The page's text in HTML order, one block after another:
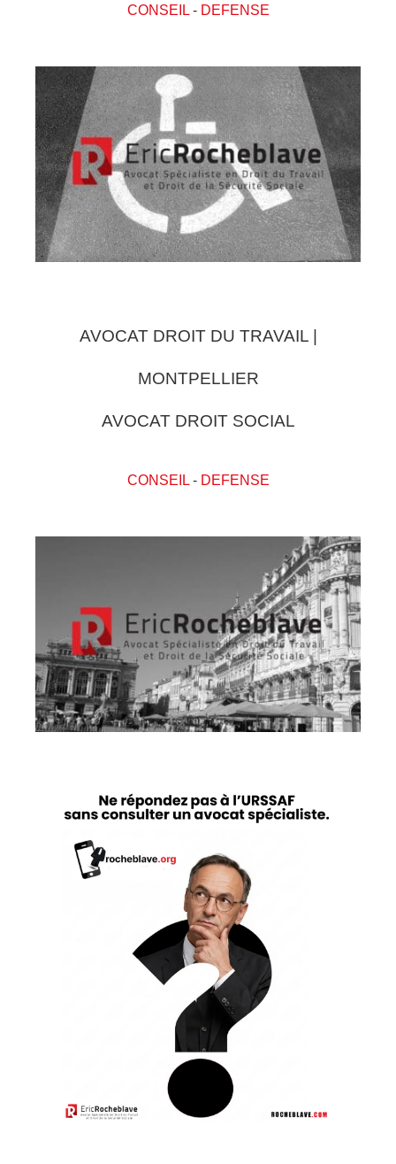
CONSEIL- DEFENSE
AVOCAT DROIT DU TRAVAIL |
MONTPELLIER
AVOCAT DROIT SOCIAL
CONSEIL- DEFENSE